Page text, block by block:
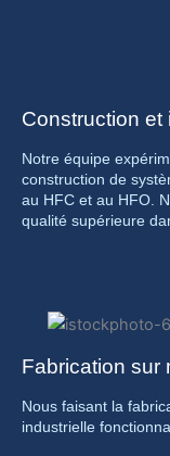
Construction et
Notre équipe
construction de
au HFC et au HFO.
qualité supérieure
Fabrication sur
Nous faisant la
industrielle